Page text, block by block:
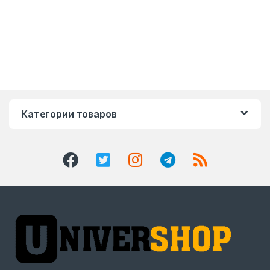
Категории товаров